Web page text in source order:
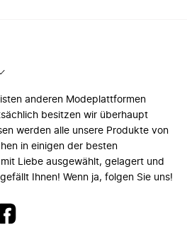
anderen Modeplattformen
besitzen wir überhaupt
werden alle unsere Produkte von
in einigen der besten
Liebe ausgewählt, gelagert und
Ihnen! Wenn ja, folgen Sie uns!